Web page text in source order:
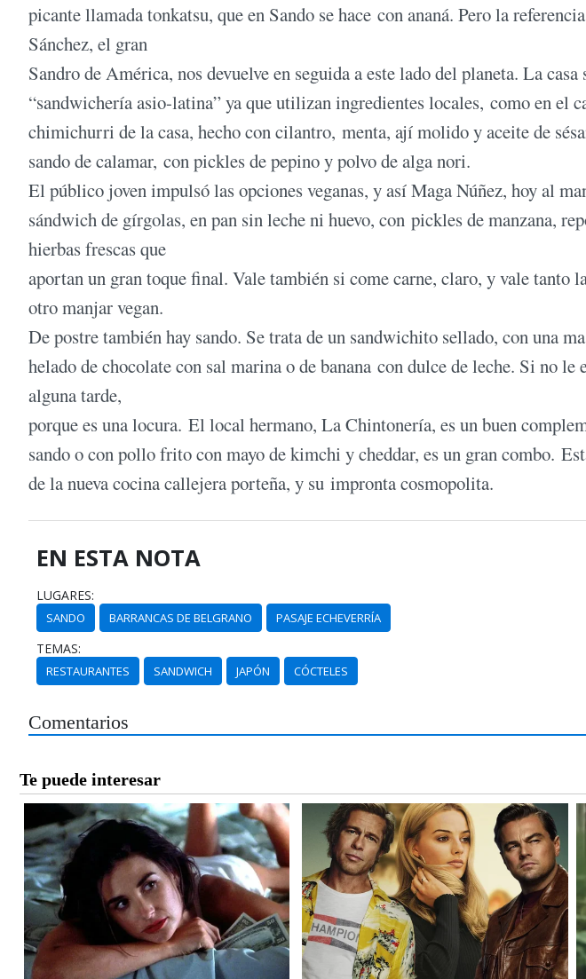
picante llamada tonkatsu, que en Sando se hace con ananá. Pero la
Sánchez, el gran
Sandro de América, nos devuelve en seguida a este lado del planeta. La
“sandwichería asio-latina” ya que utilizan ingredientes locales, como en el
chimichurri de la casa, hecho con cilantro, menta, ají molido y aceite de
sando de calamar, con pickles de pepino y polvo de alga nori.
El público joven impulsó las opciones veganas, y así Maga Núñez, hoy al
sándwich de gírgolas, en pan sin leche ni huevo, con pickles de manzana,
hierbas frescas que
aportan un gran toque final. Vale también si come carne, claro, y vale tanto
otro manjar vegan.
De postre también hay sando. Se trata de un sandwichito sellado, con una
helado de chocolate con sal marina o de banana con dulce de leche. Si no le
alguna tarde,
porque es una locura. El local hermano, La Chintonería, es un buen
sando o con pollo frito con mayo de kimchi y cheddar, es un gran combo.
de la nueva cocina callejera porteña, y su impronta cosmopolita.
EN ESTA NOTA
LUGARES:
SANDO BARRANCAS DE BELGRANO PASAJE ECHEVERRÍA
TEMAS:
RESTAURANTES SANDWICH JAPÓN CÓCTELES
Comentarios